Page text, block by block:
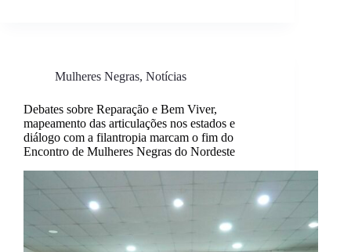
Mulheres Negras, Notícias
Debates sobre Reparação e Bem Viver,
mapeamento das articulações nos estados e
diálogo com a filantropia marcam o fim do
Encontro de Mulheres Negras do Nordeste